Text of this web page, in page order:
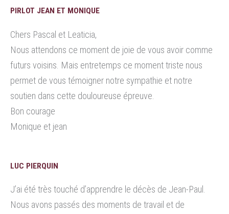
PIRLOT JEAN ET MONIQUE
Chers Pascal et Leaticia,
Nous attendons ce moment de joie de vous avoir comme
futurs voisins. Mais entretemps ce moment triste nous
permet de vous témoigner notre sympathie et notre
soutien dans cette douloureuse épreuve.
Bon courage
Monique et jean
LUC PIERQUIN
J’ai été très touché d’apprendre le décès de Jean-Paul.
Nous avons passés des moments de travail et de